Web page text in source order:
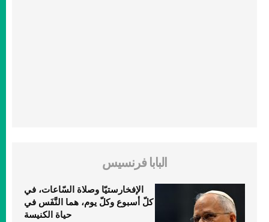
البابا فرنسيس
الإفخارستيّا وصلاة السّاعات، في
كلّ أسبوع وكلّ يوم، هما النَّفَس في
حياة الكنيسة